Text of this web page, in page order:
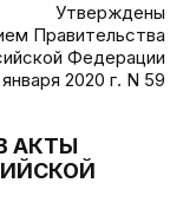
Утверждены
Правительства
Федерации
2020 г. N 59
АКТЫ